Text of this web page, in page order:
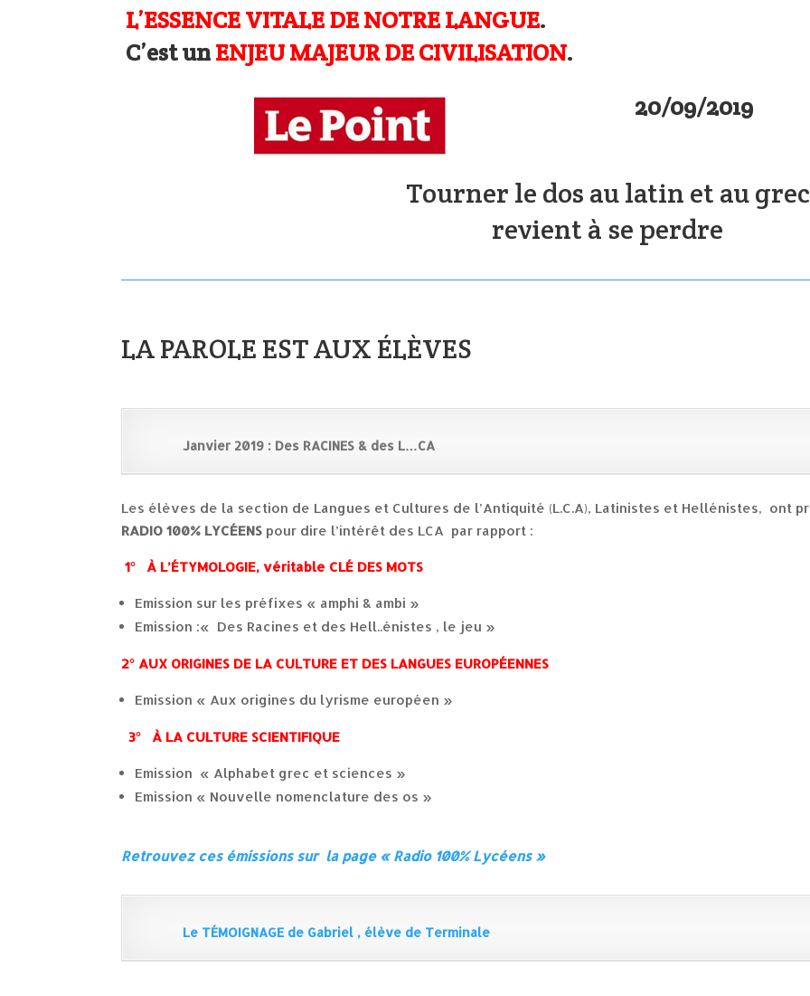
L’ESSENCE VITALE DE NOTRE LANGUE.
C’est unENJEU MAJEUR DE CIVILISATION.
20/09/2019
Tourner le dos au latin et au grec
revient à se perdre
LA PAROLE EST AUX ÉLÈVES
Janvier 2019 : Des RACINES & des L…CA
Les élèves de la section de Langues et Cultures de l’Antiquité (L.C.A), Latinistes et Hellénistes, ont
RADIO 100% LYCÉENS pour dire l’intérêt des LCA par rapport :
1° À L’ÉTYMOLOGIE, véritable CLÉ DES MOTS
Emission sur les préfixes « amphi & ambi »
Emission :« Des Racines et des Hell..énistes , le jeu »
2° AUX ORIGINES DE LA CULTURE ET DES LANGUES EUROPÉENNES
Emission « Aux origines du lyrisme européen »
3° À LA CULTURE SCIENTIFIQUE
Emission « Alphabet grec et sciences »
Emission « Nouvelle nomenclature des os »
Retrouvez ces émissions sur la page « Radio 100% Lycéens »
Le TÉMOIGNAGE de Gabriel , élève de Terminale